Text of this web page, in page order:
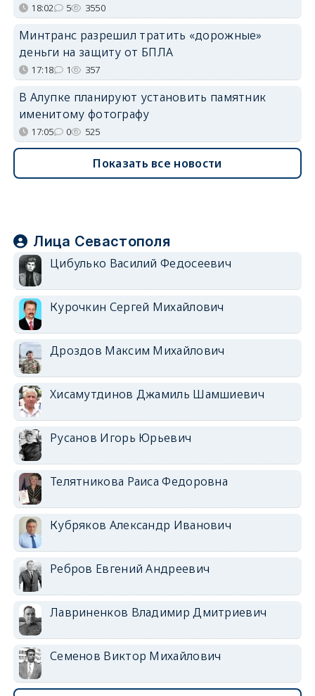
18:02 5 3550
Минтранс разрешил тратить «дорожные»
деньги на защиту от БПЛА
17:18 1 357
В Алупке планируют установить памятник
именитому фотографу
17:05 0 525
Показать все новости
Лица Севастополя
Цибулько Василий Федосеевич
Курочкин Сергей Михайлович
Дроздов Максим Михайлович
Хисамутдинов Джамиль Шамшиевич
Русанов Игорь Юрьевич
Телятникова Раиса Федоровна
Кубряков Александр Иванович
Ребров Евгений Андреевич
Лавриненков Владимир Дмитриевич
Семенов Виктор Михайлович